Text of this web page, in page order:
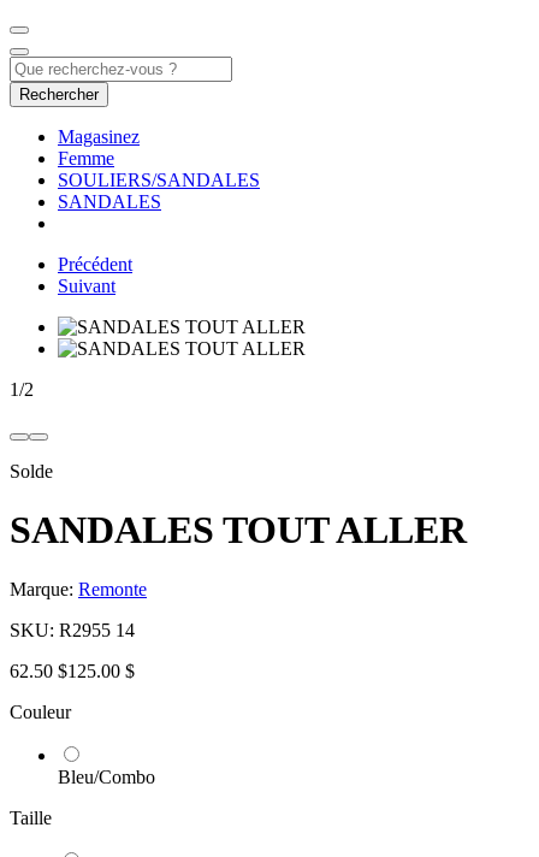
Rechercher
Magasinez
Femme
SOULIERS/SANDALES
SANDALES
Précédent
Suivant
1/2
Solde
SANDALES TOUT ALLER
Marque: Remonte
SKU: R2955 14
62.50 $125.00 $
Couleur
Bleu/Combo
Taille